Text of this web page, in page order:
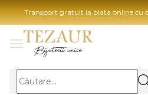
Transport gratuit la plata online cu
BIJUTERII
BIJUTERII FEMEI